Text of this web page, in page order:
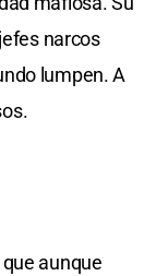
narcos
lumpen. A
aunque